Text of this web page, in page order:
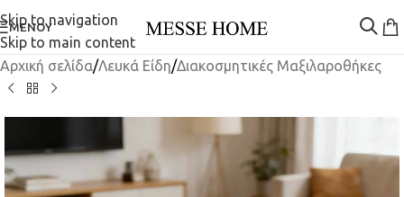
Skip to navigation
Skip to main content
ΜΕΝΟΎ
Αρχική σελίδα/Λευκά Είδη/Διακοσμητικές Μαξιλαροθήκες